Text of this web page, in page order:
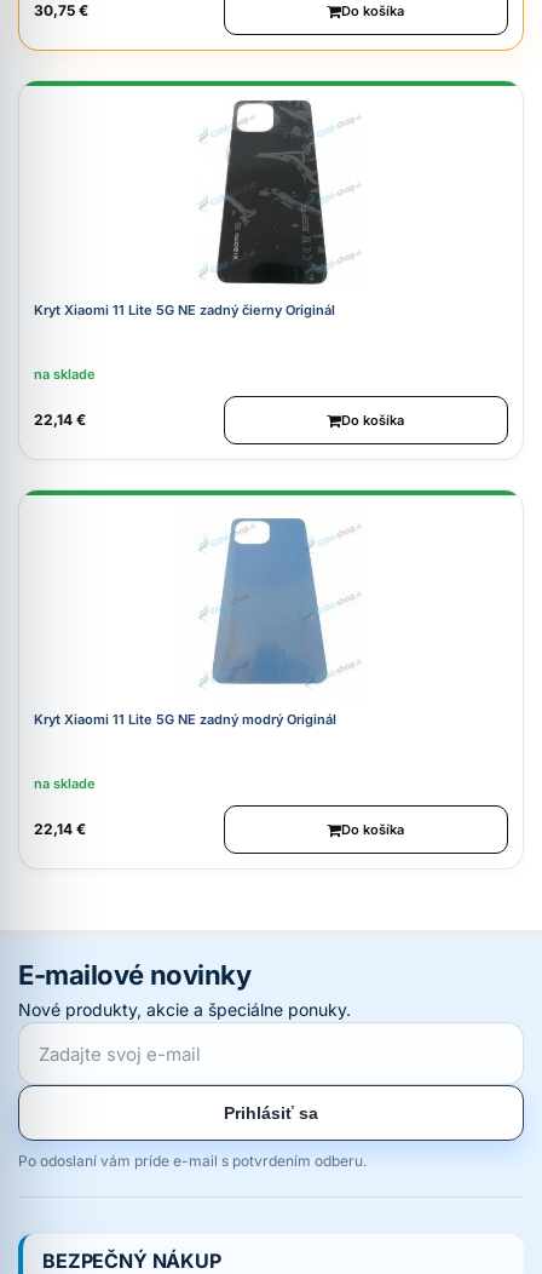
30,75 € Do košíka
Kryt Xiaomi 11 Lite 5G NE zadný čierny Originál
na sklade
22,14 € Do košíka
Kryt Xiaomi 11 Lite 5G NE zadný modrý Originál
na sklade
22,14 € Do košíka
E-mailové novinky
Nové produkty, akcie a špeciálne ponuky.
Prihlásiť sa
Po odoslaní vám príde e-mail s potvrdením odberu.
BEZPEČNÝ NÁKUP